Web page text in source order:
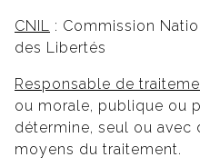
CNIL : Commission
des Libertés
Responsable de
ou morale, publique ou
détermine, seul ou avec
moyens du traitement.